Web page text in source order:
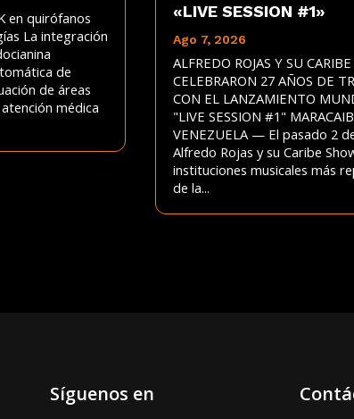
en quirófanos
La integración
de
de áreas
médica
«LIVE SESSION #1»
Ago 7, 2026
ALFREDO ROJAS Y SU
CELEBRARON 27 AÑOS DE
CON EL LANZAMIENTO
"LIVE SESSION #1"
VENEZUELA — El pasado 2
Alfredo Rojas y su Caribe
instituciones musicales más
de la...
Síguenos en